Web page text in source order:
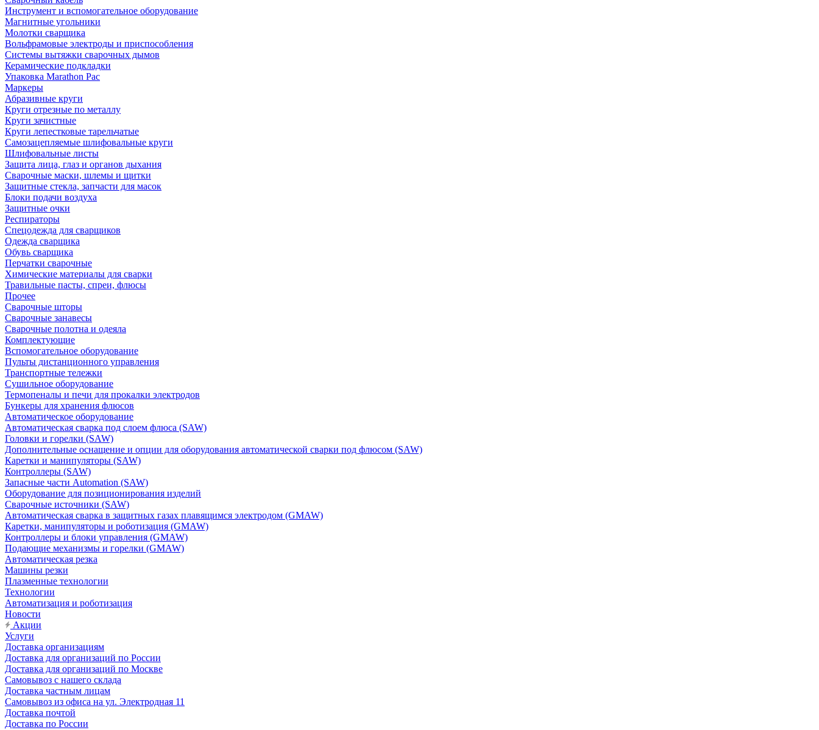
Инструмент и вспомогательное оборудование
Магнитные угольники
Молотки сварщика
Вольфрамовые электроды и приспособления
Системы вытяжки сварочных дымов
Керамические подкладки
Упаковка Marathon Pac
Маркеры
Абразивные круги
Круги отрезные по металлу
Круги зачистные
Круги лепестковые тарельчатые
Самозацепляемые шлифовальные круги
Шлифовальные листы
Защита лица, глаз и органов дыхания
Сварочные маски, шлемы и щитки
Защитные стекла, запчасти для масок
Блоки подачи воздуха
Защитные очки
Респираторы
Спецодежда для сварщиков
Одежда сварщика
Обувь сварщика
Перчатки сварочные
Химические материалы для сварки
Травильные пасты, спреи, флюсы
Прочее
Сварочные шторы
Сварочные занавесы
Сварочные полотна и одеяла
Комплектующие
Вспомогательное оборудование
Пульты дистанционного управления
Транспортные тележки
Сушильное оборудование
Термопеналы и печи для прокалки электродов
Бункеры для хранения флюсов
Автоматическое оборудование
Автоматическая сварка под слоем флюса (SAW)
Головки и горелки (SAW)
Дополнительные оснащение и опции для оборудования автоматической сварки под флюсом (SAW)
Каретки и манипуляторы (SAW)
Контроллеры (SAW)
Запасные части Automation (SAW)
Оборудование для позиционирования изделий
Сварочные источники (SAW)
Автоматическая сварка в защитных газах плавящимся электродом (GMAW)
Каретки, манипуляторы и роботизация (GMAW)
Контроллеры и блоки управления (GMAW)
Подающие механизмы и горелки (GMAW)
Автоматическая резка
Машины резки
Плазменные технологии
Технологии
Автоматизация и роботизация
Новости
Акции
Услуги
Доставка организациям
Доставка для организаций по России
Доставка для организаций по Москве
Самовывоз с нашего склада
Доставка частным лицам
Самовывоз из офиса на ул. Электродная 11
Доставка почтой
Доставка по России